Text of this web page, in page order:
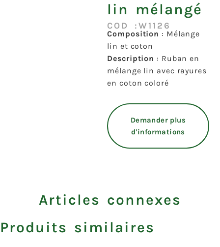
lin mélangé
COD :W1126
Composition : Mélange
lin et coton
Description : Ruban en
mélange lin avec rayures
en coton coloré
Demander plus
d'informations
Articles connexes
Produits similaires